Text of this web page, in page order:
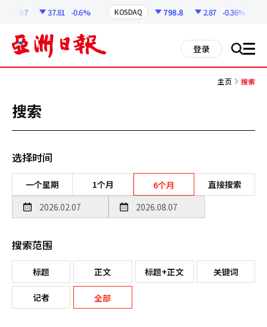
37.81 -0.6% KOSDAQ 798.8 2.87 -0.36%
登录 搜 all
主页 搜索
搜索
选择时间
一个星期 1个月 6个月 直接搜索
搜索范围
标题 正文 标题+正文 关键词
记者 全部